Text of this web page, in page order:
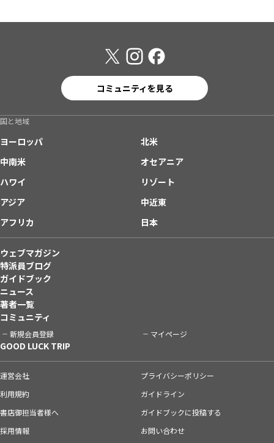
コミュニティを見る
国と地域
ヨーロッパ
北米
中南米
オセアニア
ハワイ
リゾート
アジア
中近東
アフリカ
日本
ウェブマガジン
特派員ブログ
ガイドブック
ニュース
著者一覧
コミュニティ
新規会員登録 マイページ
GOOD LUCK TRIP
運営会社
プライバシーポリシー
利用規約
ガイドライン
書店御担当者様へ
ガイドブックに投稿する
採用情報
お問い合わせ